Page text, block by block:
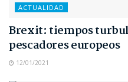
ACTUALIDAD
Brexit: tiempos
pescadores europeos
12/01/2021